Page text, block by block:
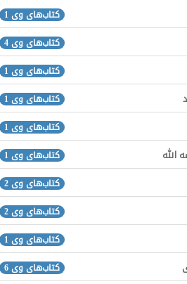
کتاب‌های وی 1
کتاب‌های وی 4
کتاب‌های وی 1
کتاب‌های وی 1
کتاب‌های وی 1
الله کتاب‌های وی 1
کتاب‌های وی 2
کتاب‌های وی 2
کتاب‌های وی 1
کتاب‌های وی 6